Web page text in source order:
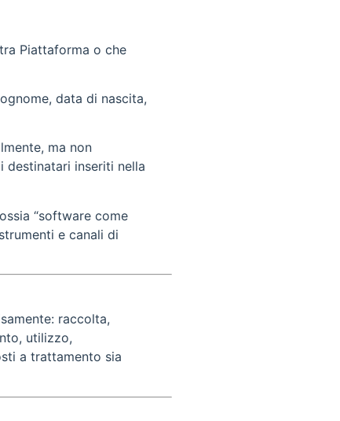
Piattaforma o che
data di nascita,
ma non
destinatari inseriti nella
“software come
e canali di
raccolta,
utilizzo,
a trattamento sia